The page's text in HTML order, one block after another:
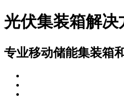
光伏集装箱解决
专业移动储能集装箱